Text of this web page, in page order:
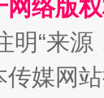
比不上好声名
络版
明“来源
传媒网